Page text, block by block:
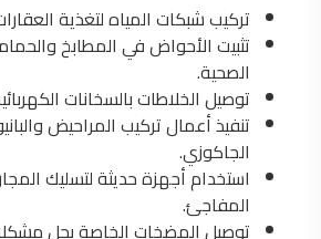
تركيب شبكات المياه لتغذية العقارات
تثبيت الأحواض في المطابخ
الصحية.
توصيل الخلاطات بالسخانات
تنفيذ أعمال تركيب المراحيض
الجاكوزي.
استخدام أجهزة حديثة لتسليك
المفاجئ.
توصيل المضخات الخاصة بحل